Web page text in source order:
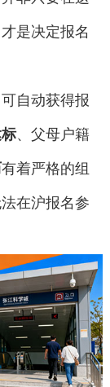
是决定报名
自动获得报
、父母户籍
有着严格的组
在沪报名参